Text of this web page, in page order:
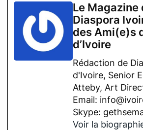
Le Magazine
Diaspora
des Ami(e)s
d’Ivoire
Rédaction de
d'Ivoire, Senior
Atteby, Art
Email:
Skype:
Voir la